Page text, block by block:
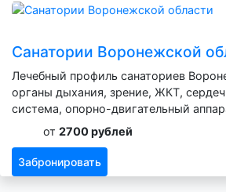
Санатории Воронежской
Лечебный профиль санаториев
органы дыхания, зрение, ЖКТ,
система, опорно-двигательный
от 2700 рублей
Забронировать